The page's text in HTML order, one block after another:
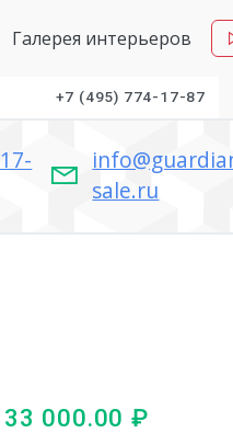
Галерея интерьеров
+7 (495) 774-17-87
sale.ru
33 000.00₽